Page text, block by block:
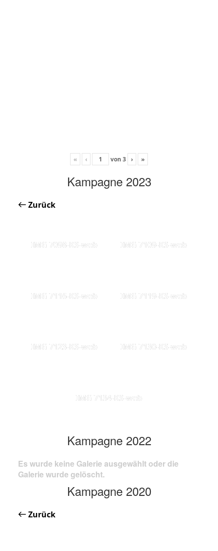
« ‹ von 3 › »
Kampagne 2023
Zurück
IMG 7098-KS-web IMG 7109-KS-web
IMG 7116-KS-web IMG 7119-KS-web
IMG 7123-KS-web IMG 7130-KS-web
IMG 7134-KS-web
Kampagne 2022
Es wurde keine Galerie ausgewählt oder die
Galerie wurde gelöscht.
Kampagne 2020
Zurück